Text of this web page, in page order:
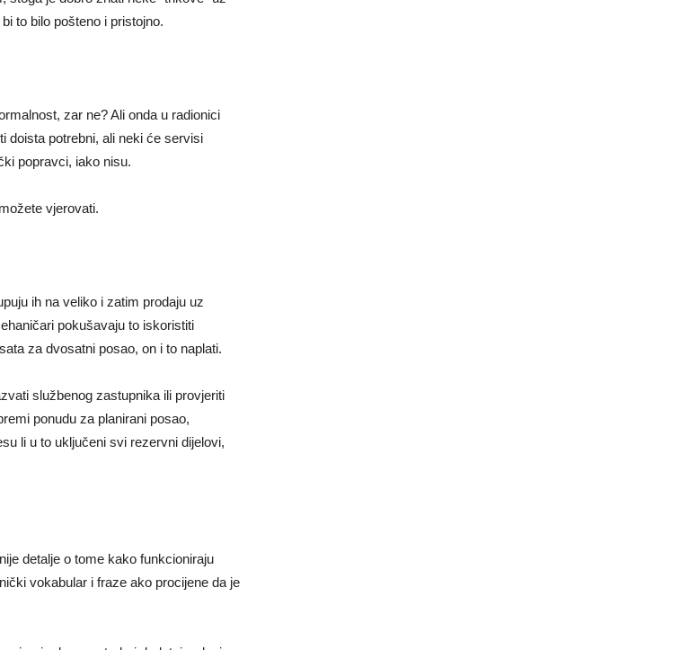
to bilo pošteno i pristojno.
zar ne? Ali onda u radionici
doista potrebni, ali neki će servisi
popravci, iako nisu.
vjerovati.
ih na veliko i zatim prodaju uz
pokušavaju to iskoristiti
za dvosatni posao, on i to naplati.
službenog zastupnika ili provjeriti
ponudu za planirani posao,
li u to uključeni svi rezervni dijelovi,
detalje o tome kako funkcioniraju
vokabular i fraze ako procijene da je